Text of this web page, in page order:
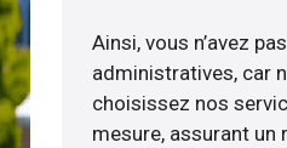
Ainsi, vous n’avez
administratives, car
choisissez nos
mesure, assurant